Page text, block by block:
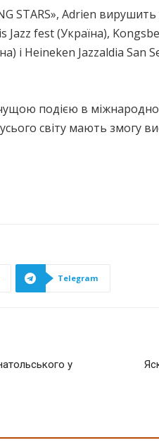
STARS», Adrien
fest (Україна),
і Heineken Jazzaldia San
подією в
світу мають змогу
Telegram
у